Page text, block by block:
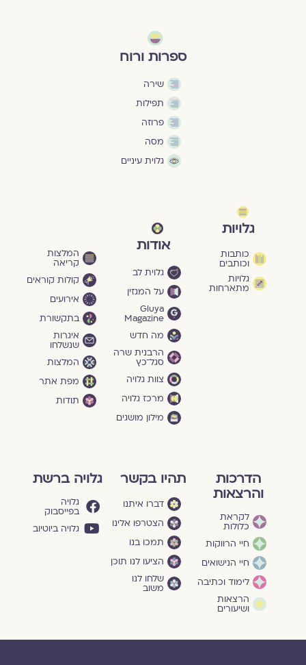
ספרות ורוח
שירה
תפילות
פרוזה
מסה
גלוית עיניים
גלויות
כותבות
וכותבים
גלויות
מתארחות
אודות
גלוית לב
על המגזין
Gluya
Magazine
מה חדש
הרבנית שרה
סגל־כץ
צוות גלויה
מרכז גלויה
מילון מושגים
המלצות
קריאה
קולות קוראים
אירועים
בתקשורת
איגרות
שנשלחו
המלצות
מפת אתר
תודות
הדרכות
והרצאות
לקראת
כלולות
חיי הרווקות
חיי הנישואים
לימוד וכתיבה
הרצאות
ושיעורים
תהיו בקשר
דברו איתנו
הצטרפו אלינו
תמכו בנו
הציעו לנו תוכן
שלחו לנו
משוב
גלויה ברשת
גלויה
בפייסבוק
גלויה ביוטיוב